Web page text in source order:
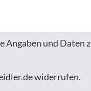
Angaben und
widerrufen.